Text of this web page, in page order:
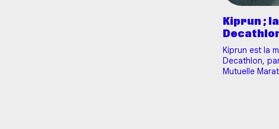
Kiprun ;
Kiprun est la
Decathlon,
Mutuelle